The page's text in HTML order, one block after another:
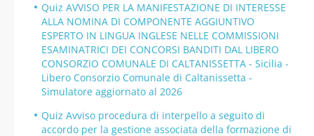
Quiz AVVISO PER LA MANIFESTAZIONE DI INTERESSE
ALLA NOMINA DI COMPONENTE AGGIUNTIVO
ESPERTO IN LINGUA INGLESE NELLE COMMISSIONI
ESAMINATRICI DEI CONCORSI BANDITI DAL LIBERO
CONSORZIO COMUNALE DI CALTANISSETTA - Sicilia -
Libero Consorzio Comunale di Caltanissetta -
Simulatore aggiornato al 2026
Quiz Avviso procedura di interpello a seguito di
accordo per la gestione associata della formazione di